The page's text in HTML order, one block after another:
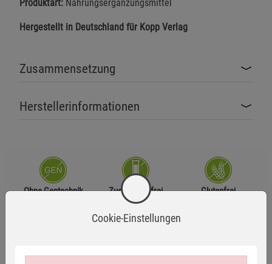
Produktart: Nahrungsergänzungsmittel
Hergestellt in Deutschland für Kopp Verlag
Zusammensetzung
Herstellerinformationen
Ohne Gentechnik Zusatzstofffrei Glutenfrei
Cookie-Einstellungen